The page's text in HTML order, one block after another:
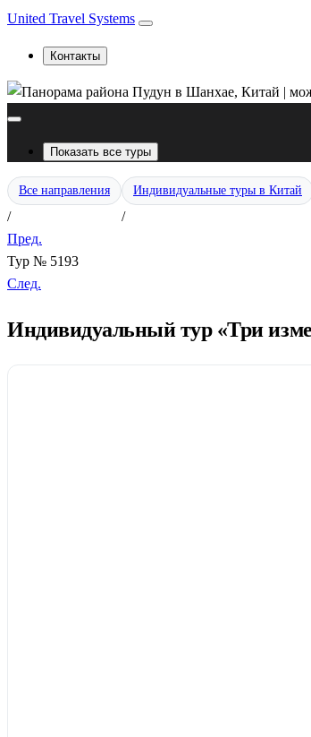
United Travel Systems
Контакты
Показать все туры
Все направления
/
Индивидуальные туры в Китай
/
Пред.
Тур № 5193
След.
Индивидуальный тур «Три